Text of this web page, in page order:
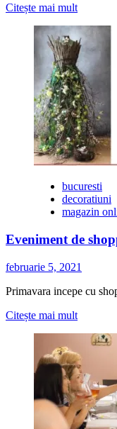
Citește mai multCitește
multe
despre
Târgul
de
Crăciun
București
2022
se
deschide
pe
20
in
Piata
bucuresti
decoratiuni
magazin
Eveniment de
februarie 5, 2021
Primavara incepe cu
Citește mai multCitește
multe
despre
de
shopping
urban
si